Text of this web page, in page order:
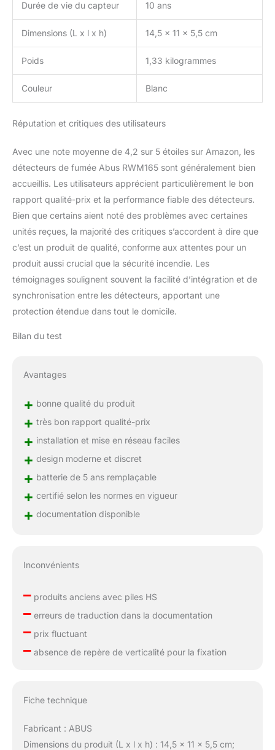
Durée de vie du capteur 10 ans
Dimensions (L x l x h) 14,5 x 11 x 5,5 cm
Poids 1,33 kilogrammes
Couleur Blanc
Réputation et critiques des utilisateurs
Avec une note moyenne de 4,2 sur 5 étoiles sur Amazon, les
détecteurs de fumée Abus RWM165 sont généralement bien
accueillis. Les utilisateurs apprécient particulièrement le bon
rapport qualité-prix et la performance fiable des détecteurs.
Bien que certains aient noté des problèmes avec certaines
unités reçues, la majorité des critiques s’accordent à dire que
c’est un produit de qualité, conforme aux attentes pour un
produit aussi crucial que la sécurité incendie. Les
témoignages soulignent souvent la facilité d’intégration et de
synchronisation entre les détecteurs, apportant une
protection étendue dans tout le domicile.
Bilan du test
Avantages
+ bonne qualité du produit
+ très bon rapport qualité-prix
+ installation et mise en réseau faciles
+ design moderne et discret
+ batterie de 5 ans remplaçable
+ certifié selon les normes en vigueur
+ documentation disponible
Inconvénients
–produits anciens avec piles HS
–erreurs de traduction dans la documentation
–prix fluctuant
–absence de repère de verticalité pour la fixation
Fiche technique
Fabricant : ABUS
Dimensions du produit (L x l x h) : 14,5 x 11 x 5,5 cm;